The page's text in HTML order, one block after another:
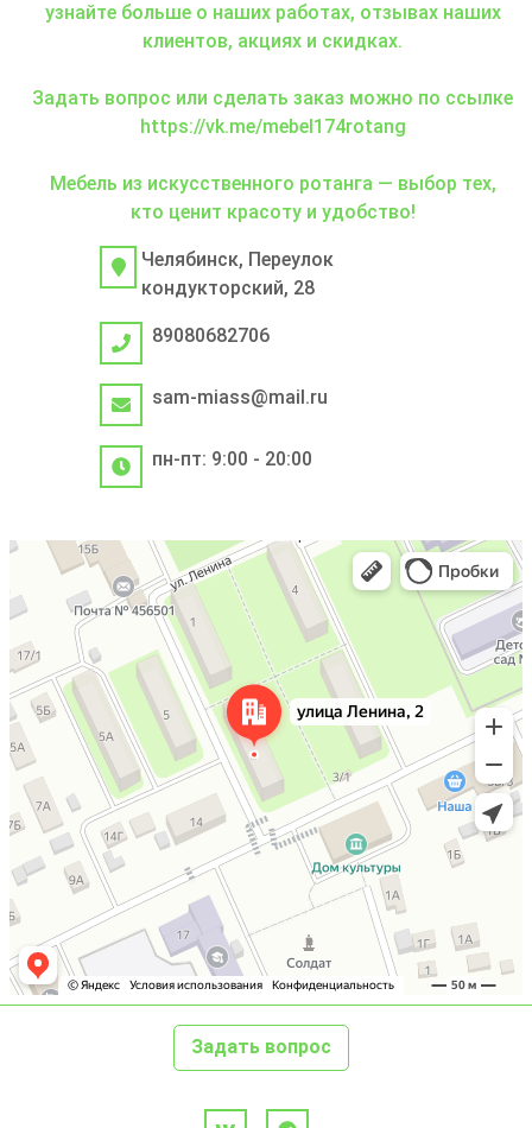
узнайте больше о наших работах, отзывах наших
клиентов, акциях и скидках.
Задать вопрос или сделать заказ можно по ссылке
https://vk.me/mebel174rotang
Мебель из искусственного ротанга — выбор тех,
кто ценит красоту и удобство!
Челябинск, Переулок
кондукторский, 28
89080682706
sam-miass@mail.ru
пн-пт: 9:00 - 20:00
Задать вопрос